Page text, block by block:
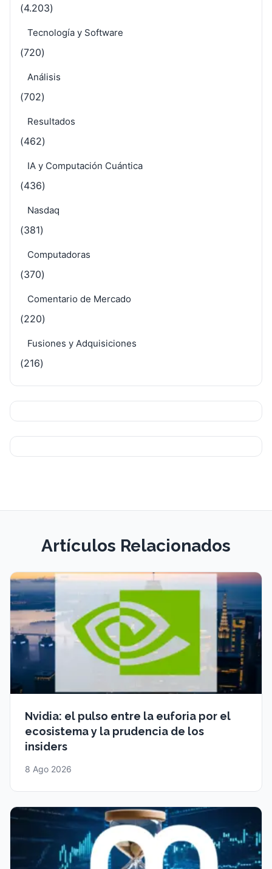
(4.203)
Tecnología y Software
(720)
Análisis
(702)
Resultados
(462)
IA y Computación Cuántica
(436)
Nasdaq
(381)
Computadoras
(370)
Comentario de Mercado
(220)
Fusiones y Adquisiciones
(216)
Artículos Relacionados
Nvidia: el pulso entre la euforia por el
ecosistema y la prudencia de los
insiders
8 Ago 2026